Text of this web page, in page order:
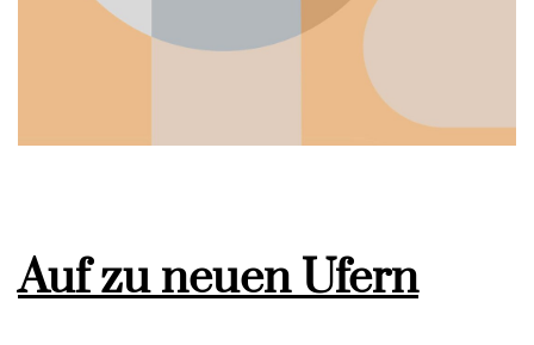
Auf zu neuen Ufern